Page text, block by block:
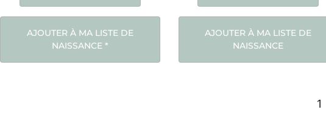
AJOUTER À MA LISTE DE
NAISSANCE*
AJOUTER À MA LISTE DE
NAISSANCE
1